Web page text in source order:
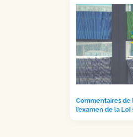
Commentaires de
l’examen de la